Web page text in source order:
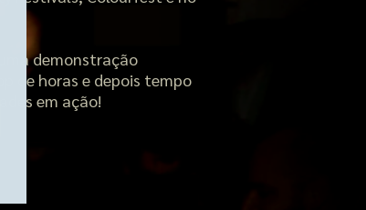
demonstração
de horas e depois tempo
em ação!